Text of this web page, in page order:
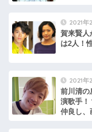
2021年
賀来賢人
は2人！
2021年
前川清の
演歌手！
仲良し、